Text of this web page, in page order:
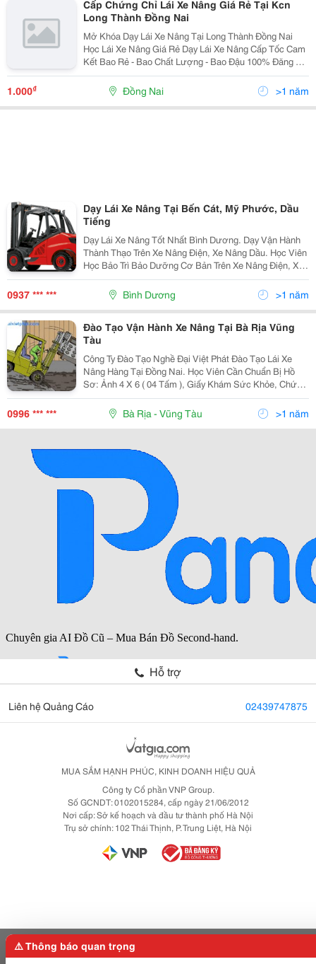
Cấp Chứng Chỉ Lái Xe Nâng Giá Rẻ Tại Kcn
Long Thành Đồng Nai
Mở Khóa Dạy Lái Xe Nâng Tại Long Thành Đồng Nai
Học Lái Xe Nâng Giá Rẻ Dạy Lái Xe Nâng Cấp Tốc Cam
Kết Bao Rẻ - Bao Chất Lượng - Bao Đậu 100% Đăng Ký
Học Lái Xe Nâng Ngay Tổng Đài Tư Vấn 24/7 :
0949.096.570 Zalo :...
1.000₫ Đồng Nai >1 năm
Dạy Lái Xe Nâng Tại Bến Cát, Mỹ Phước, Dầu
Tiếng
Dạy Lái Xe Nâng Tốt Nhất Bình Dương. Dạy Vận Hành
Thành Thạo Trên Xe Nâng Điện, Xe Nâng Dầu. Học Viên
Học Bảo Trì Bảo Dưỡng Cơ Bản Trên Xe Nâng Điện, Xe
Nâng Dầu... Công Ty Tnhh Đào Tạo Nghề Đại Việt Phát.
0937 *** *** Bình Dương >1 năm
Đào Tạo Vận Hành Xe Nâng Tại Bà Rịa Vũng
Tàu
Công Ty Đào Tạo Nghề Đại Việt Phát Đào Tạo Lái Xe
Nâng Hàng Tại Đồng Nai. Học Viên Cần Chuẩn Bị Hồ
Sơ: Ảnh 4 X 6 ( 04 Tấm ), Giấy Khám Sức Khỏe, Chứng
Minh Nhân Dân. Số Điện Thoại Liên Hệ: 0996.123.234.
Mail: Phat.daivietphat@Gmail.
0996 *** *** Bà Rịa - Vũng Tàu >1 năm
Hỗ trợ
Liên hệ Quảng Cáo 02439747875
MUA SẮM HẠNH PHÚC, KINH DOANH HIỆU QUẢ
Công ty Cổ phần VNP Group.
Số GCNDT: 0102015284, cấp ngày 21/06/2012
Nơi cấp: Sở kế hoạch và đầu tư thành phố Hà Nội
Trụ sở chính: 102 Thái Thịnh, P. Trung Liệt, Hà Nội
⚠️ Thông báo quan trọng